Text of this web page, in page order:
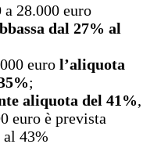
28.000 euro
dal 27% al
euro l’aliquota
;
aliquota del 41%,
euro è prevista
al 43%